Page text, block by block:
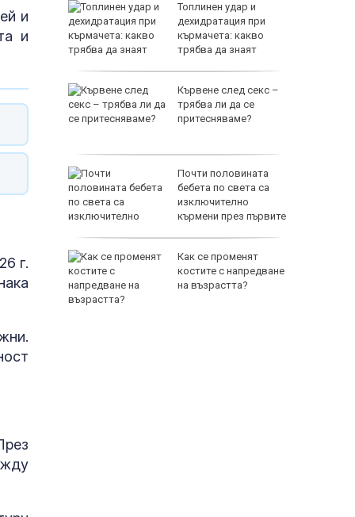
и
и
г. с
Топлинен удар и
дехидратация при
кърмачета: какво
трябва да знаят
Кървене след секс –
трябва ли да се
притесняваме?
Почти половината
бебета по света са
изключително
кърмени през първите
Как се променят
костите с напредване
на възрастта?